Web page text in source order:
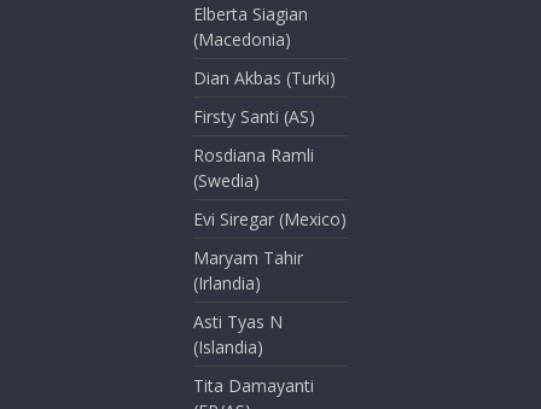
Elberta Siagian
(Macedonia)
Dian Akbas (Turki)
Firsty Santi (AS)
Rosdiana Ramli
(Swedia)
Evi Siregar (Mexico)
Maryam Tahir
(Irlandia)
Asti Tyas N
(Islandia)
Tita Damayanti